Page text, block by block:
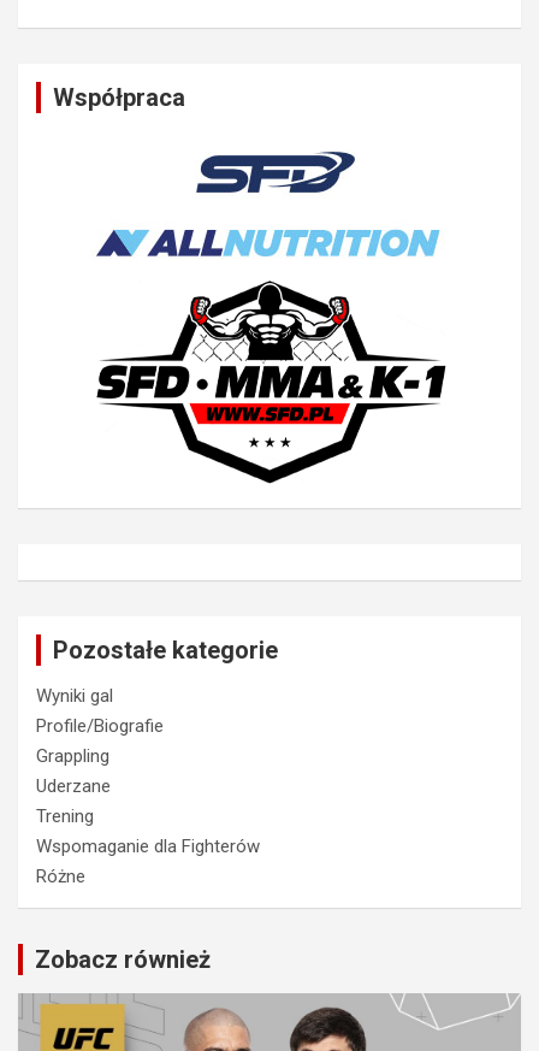
Współpraca
Pozostałe kategorie
Wyniki gal
Profile/Biografie
Grappling
Uderzane
Trening
Wspomaganie dla Fighterów
Różne
Zobacz również